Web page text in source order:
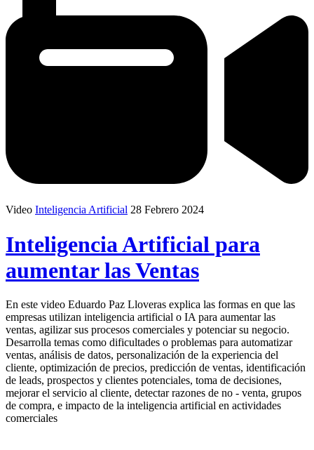
Video Inteligencia Artificial 28 Febrero 2024
Inteligencia Artificial para
aumentar las Ventas
En este video Eduardo Paz Lloveras explica las formas en que las
empresas utilizan inteligencia artificial o IA para aumentar las
ventas, agilizar sus procesos comerciales y potenciar su negocio.
Desarrolla temas como dificultades o problemas para automatizar
ventas, análisis de datos, personalización de la experiencia del
cliente, optimización de precios, predicción de ventas, identificación
de leads, prospectos y clientes potenciales, toma de decisiones,
mejorar el servicio al cliente, detectar razones de no - venta, grupos
de compra, e impacto de la inteligencia artificial en actividades
comerciales